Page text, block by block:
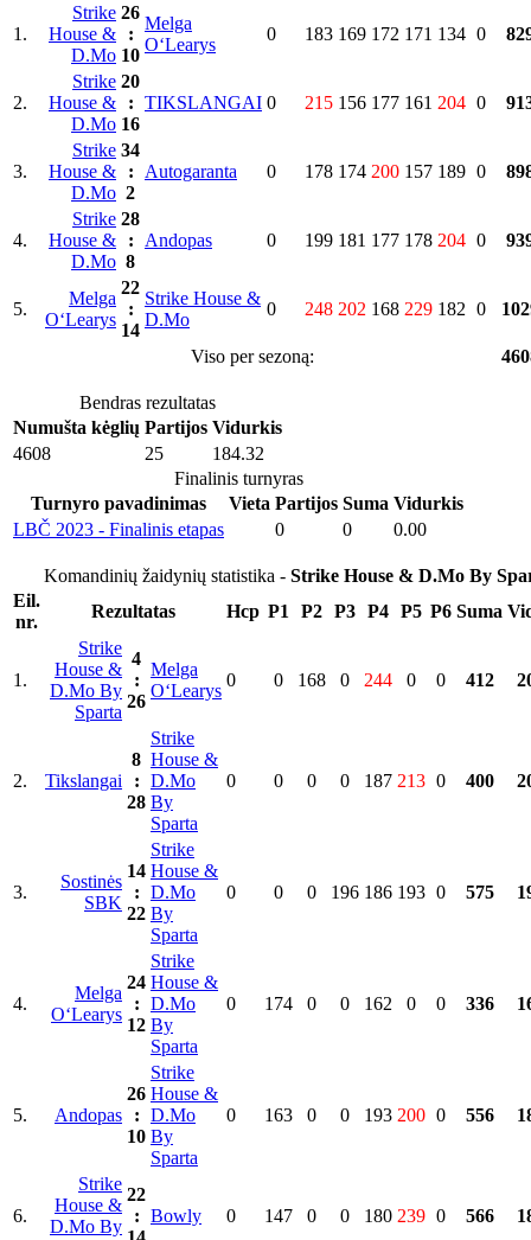
1.
Strike
House &
D.Mo
26
:
10
Melga
O‘Learys
0 183 169 172 171 134 0
2.
Strike
House &
D.Mo
20
:
16
TIKSLANGAI 0 215 156 177 161 204 0
3.
Strike
House &
D.Mo
34
:
2
Autogaranta 0 178 174 200 157 189 0
4.
Strike
House &
D.Mo
28
:
8
Andopas 0 199 181 177 178 204 0
5.
Melga
O‘Learys
22
:
14
Strike House &
D.Mo
0 248 202 168 229 182 0
Viso per sezoną:
Bendras rezultatas
Numušta kėglių Partijos Vidurkis
4608
25
184.32
Finalinis turnyras
Turnyro pavadinimas
Vieta Partijos Suma Vidurkis
LBČ 2023 - Finalinis etapas
0 0 0.00
Komandinių žaidynių statistika - Strike House & D.Mo By
Eil.
nr.
Rezultatas Hcp P1 P2 P3 P4 P5 P6 Suma
1.
Strike
House &
D.Mo By
Sparta
4
:
26
Melga
O‘Learys
0 0 168 0 244 0 0 412
2. Tikslangai
8
:
28
Strike
House &
D.Mo
By
Sparta
0 0 0 0 187 213 0 400
3.
Sostinės
SBK
14
:
22
Strike
House &
D.Mo
By
Sparta
0 0 0 196 186 193 0 575
4.
Melga
O‘Learys
24
:
12
Strike
House &
D.Mo
By
Sparta
0 174 0 0 162 0 0 336
5. Andopas
26
:
10
Strike
House &
D.Mo
By
Sparta
0 163 0 0 193 200 0 556
6.
Strike
House &
D.Mo By
22
: Bowly 0 147 0 0 180 239 0 566